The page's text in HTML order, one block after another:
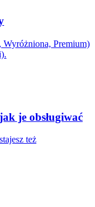
Premium)
je obsługiwać
też